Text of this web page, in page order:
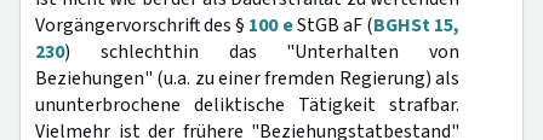
Vorgängervorschrift des § 100 eStGB aF (BGHSt 15,
230) schlechthin das "Unterhalten von
Beziehungen" (u.a. zu einer fremden Regierung) als
ununterbrochene deliktische Tätigkeit strafbar.
Vielmehr ist der frühere "Beziehungstatbestand"